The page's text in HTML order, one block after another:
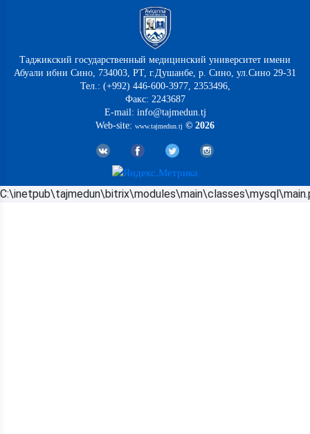
Таджикский государственный медицинский университет имени
Абуали ибни Сино, 734003, РТ, г.Душанбе, р. Сино, ул.Сино 29-31
Тел.: (+992) 446-600-3977, 2353496,
Факс: 2243687
E-mail: info@tajmedun.tj
Web-site: www.tajmedun.tj © 2026